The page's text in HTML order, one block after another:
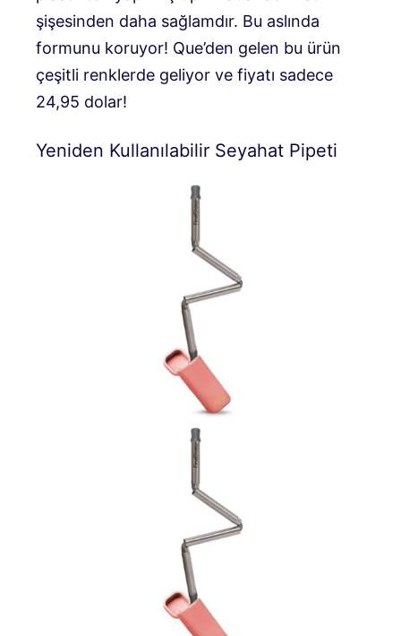
şişesinden daha sağlamdır. Bu aslında
formunu koruyor! Que’den gelen bu ürün
çeşitli renklerde geliyor ve fiyatı sadece
24,95 dolar!
Yeniden Kullanılabilir Seyahat Pipeti